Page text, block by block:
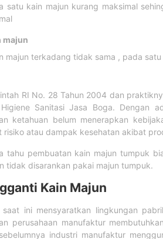
satu kain majun kurang maksimal
majun
majun terkadang tidak sama , pada
RI No. 28 Tahun 2004 dan
Sanitasi Jasa Boga. Dengan
ketahuan belum menerapkan
risiko atau dampak kesehatan akibat
tahu pembuatan kain majun tumpuk
tidak disarankan pakai majun tumpuk.
Kain Majun
saat ini mensyaratkan lingkungan
perusahaan manufaktur
industri manufaktur